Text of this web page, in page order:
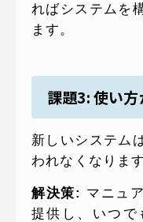
ればシステムを
ます。
課題3: 使い
新しいシステム
われなくなります
解決策: マニュ
提供し、いつで